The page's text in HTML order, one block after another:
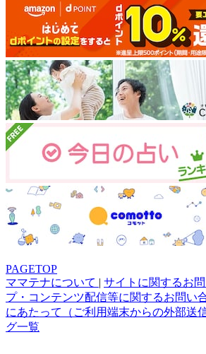
PAGETOP
ママテナについて | サイトに関するお
プ・コンテンツ配信等に関するお問い
にあたって（ご利用端末からの外部送
グ一覧